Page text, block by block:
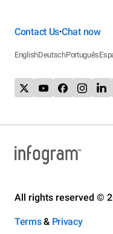
Contact Us•Chat now
EnglishDeutschPortuguês
All rights reserved ©
Terms& Privacy